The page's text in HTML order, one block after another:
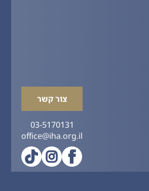
צור קשר
03-5170131
office@iha.org.il